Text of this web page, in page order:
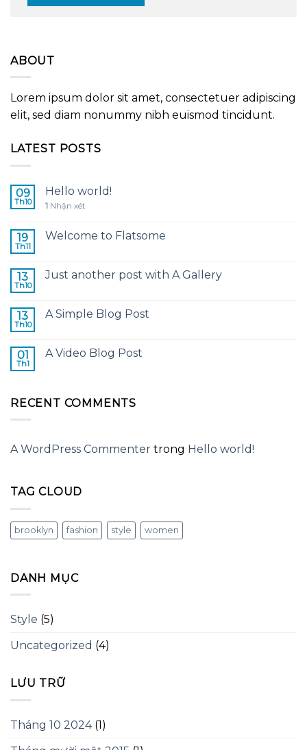
ABOUT
Lorem ipsum dolor sit amet, consectetuer adipiscing
elit, sed diam nonummy nibh euismod tincidunt.
LATEST POSTS
09
Th10
Hello world!
1 Nhận xét
19
Th11
Welcome to Flatsome
13
Th10
Just another post with A Gallery
13
Th10
A Simple Blog Post
01
Th1
A Video Blog Post
RECENT COMMENTS
A WordPress Commenter trong Hello world!
TAG CLOUD
brooklyn fashion style women
DANH MỤC
Style (5)
Uncategorized (4)
LƯU TRỮ
Tháng 10 2024(1)